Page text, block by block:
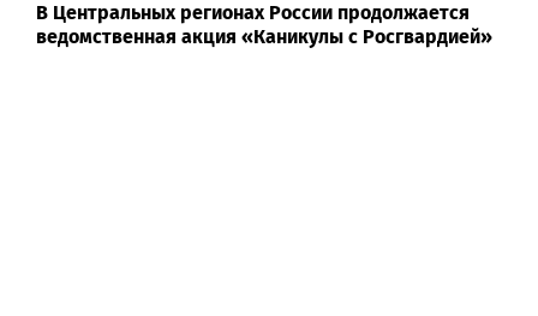
В Центральных регионах России продолжается
ведомственная акция «Каникулы с Росгвардией»